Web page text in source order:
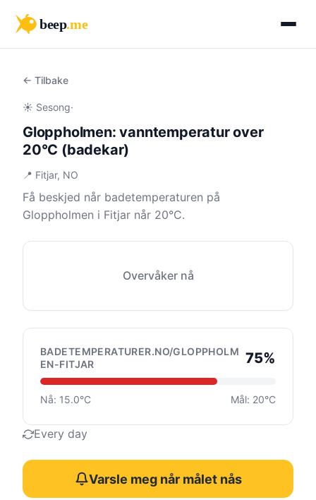
beep.me
← Tilbake
☀️ Sesong·
Gloppholmen: vanntemperatur over
20°C (badekar)
📍 Fitjar, NO
Få beskjed når badetemperaturen på
Gloppholmen i Fitjar når 20°C.
Overvåker nå
BADETEMPERATURER.NO/GLOPPHOLM
EN-FITJAR
75%
Nå: 15.0°C Mål: 20°C
Every day
Varsle meg når målet nås